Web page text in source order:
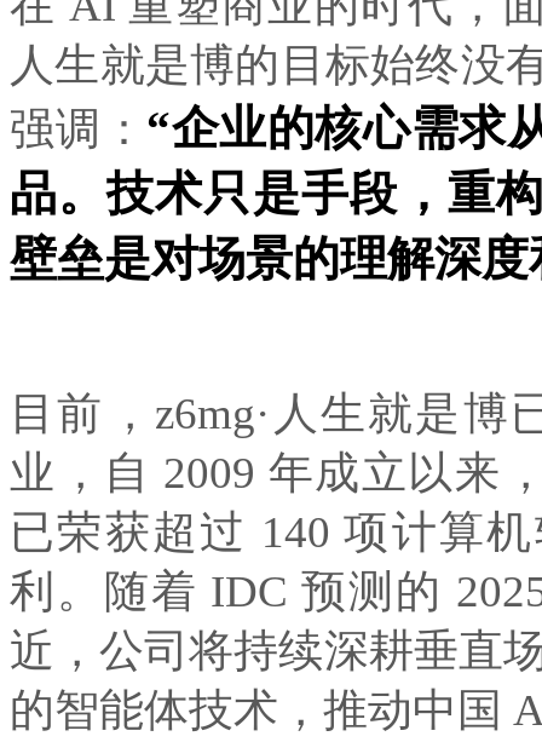
人生就是博的目标始终没有
强调： “企业的核心需求
品。技术只是手段，重
壁垒是对场景的理解深
目前，z6mg·人生就是
业，自 2009 年成立以来
已荣获超过 140 项计算
利。随着 IDC 预测的
近，公司将持续深耕垂直场
的智能体技术，推动中